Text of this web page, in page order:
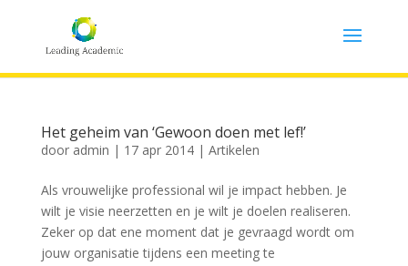
Het geheim van ‘Gewoon doen met lef!’
door admin | 17 apr 2014| Artikelen
Als vrouwelijke professional wil je impact hebben. Je
wilt je visie neerzetten en je wilt je doelen realiseren.
Zeker op dat ene moment dat je gevraagd wordt om
jouw organisatie tijdens een meeting te